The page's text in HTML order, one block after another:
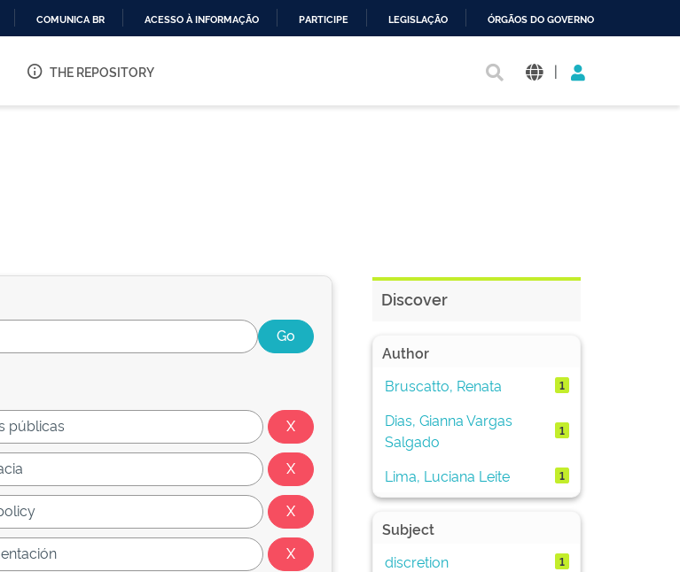
O
COMUNICA BR ACESSO À INFORMAÇÃO PARTICIPE LEGISLAÇÃO ÓRGÃOS DO GOVERNO
THE REPOSITORY |
Discover
Author
Bruscatto, Renata
1
Dias, Gianna Vargas
Salgado
1
Lima, Luciana Leite 1
Subject
discretion
1